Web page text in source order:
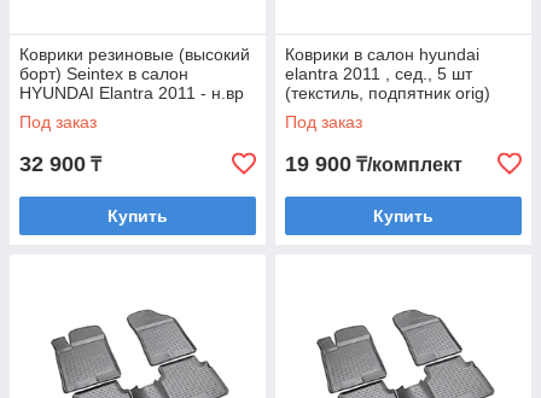
Коврики резиновые (высокий
борт) Seintex в салон
HYUNDAI Elantra 2011 - н.вр
Под заказ
32 900 ₸
Купить
Коврики в салон hyundai
elantra 2011 , сед., 5 шт
(текстиль, подпятник orig)
Под заказ
19 900 ₸/комплект
Купить